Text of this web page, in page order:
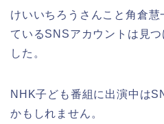
けいいちろうさんこと角倉
ているSNSアカウントは見
した。
NHK子ども番組に出演中は
かもしれません。